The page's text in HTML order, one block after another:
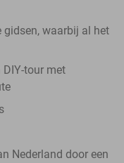
gidsen, waarbij al het
tour met
Nederland door een